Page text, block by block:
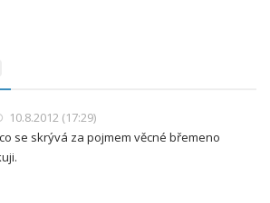
10.8.2012 (17:29)
se skrývá za pojmem věcné břemeno